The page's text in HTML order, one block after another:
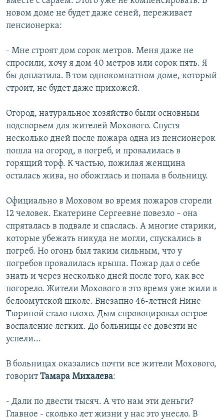
новом доме не будет даже сеней, переживает
пенсионерка:
- Мне строят дом сорок метров. Меня даже не
спросили, хочу я дом 40 метров или сорок пять. Я
бы доплатила. В том однокомнатном доме, который
строит, не будет даже прихожей.
Огород, натуральное хозяйство были основным
подспорьем для жителей Мохового. Спустя
несколько дней после пожара одна из пенсионерок
пошла на огород, в погреб, и провалилась в
горящий торф. К частью, пожилая женщина
осталась жива, но обожглась и попала в больницу.
Официально в Моховом во время пожаров сгорели
12 человек. Екатерине Сергеевне повезло – она
спряталась в подвале и спаслась. А многие старики,
которые убежать никуда не могли, спускались в
погреб. Но огонь был таким сильным, что у
погребов провалилась крыша. Пожар дал о себе
знать и через несколько дней после того, как все
погорело. Жители Мохового в это время уже жили в
белоомутской школе. Внезапно 46-летней Нине
Тюриной стало плохо. Дым спровоцировал острое
воспаление легких. До больницы ее довезти не
успели...
В больницах оказались почти все жители Мохового,
говоритТамара Михалева:
- Дали по двести тысяч. А что нам эти деньги?
Главное - сколько лет жизни у нас это унесло. В